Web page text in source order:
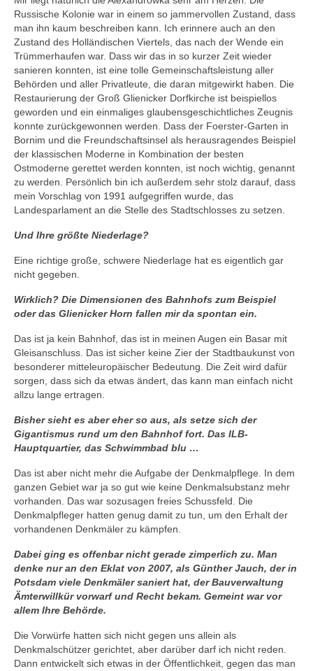
Russische Kolonie war in einem so jammervollen Zustand, dass
man ihn kaum beschreiben kann. Ich erinnere auch an den
Zustand des Holländischen Viertels, das nach der Wende ein
Trümmerhaufen war. Dass wir das in so kurzer Zeit wieder
sanieren konnten, ist eine tolle Gemeinschaftsleistung aller
Behörden und aller Privatleute, die daran mitgewirkt haben. Die
Restaurierung der Groß Glienicker Dorfkirche ist beispiellos
geworden und ein einmaliges glaubensgeschichtliches Zeugnis
konnte zurückgewonnen werden. Dass der Foerster-Garten in
Bornim und die Freundschaftsinsel als herausragendes Beispiel
der klassischen Moderne in Kombination der besten
Ostmoderne gerettet werden konnten, ist noch wichtig, genannt
zu werden. Persönlich bin ich außerdem sehr stolz darauf, dass
mein Vorschlag von 1991 aufgegriffen wurde, das
Landesparlament an die Stelle des Stadtschlosses zu setzen.
Und Ihre größte Niederlage?
Eine richtige große, schwere Niederlage hat es eigentlich gar
nicht gegeben.
Wirklich? Die Dimensionen des Bahnhofs zum Beispiel
oder das Glienicker Horn fallen mir da spontan ein.
Das ist ja kein Bahnhof, das ist in meinen Augen ein Basar mit
Gleisanschluss. Das ist sicher keine Zier der Stadtbaukunst von
besonderer mitteleuropäischer Bedeutung. Die Zeit wird dafür
sorgen, dass sich da etwas ändert, das kann man einfach nicht
allzu lange ertragen.
Bisher sieht es aber eher so aus, als setze sich der
Gigantismus rund um den Bahnhof fort. Das ILB-
Hauptquartier, das Schwimmbad blu …
Das ist aber nicht mehr die Aufgabe der Denkmalpflege. In dem
ganzen Gebiet war ja so gut wie keine Denkmalsubstanz mehr
vorhanden. Das war sozusagen freies Schussfeld. Die
Denkmalpfleger hatten genug damit zu tun, um den Erhalt der
vorhandenen Denkmäler zu kämpfen.
Dabei ging es offenbar nicht gerade zimperlich zu. Man
denke nur an den Eklat von 2007, als Günther Jauch, der in
Potsdam viele Denkmäler saniert hat, der Bauverwaltung
Ämterwillkür vorwarf und Recht bekam. Gemeint war vor
allem Ihre Behörde.
Die Vorwürfe hatten sich nicht gegen uns allein als
Denkmalschützer gerichtet, aber darüber darf ich nicht reden.
Dann entwickelt sich etwas in der Öffentlichkeit, gegen das man